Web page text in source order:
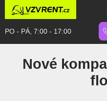
PO - PÁ, 7:00 - 17:00
Nové